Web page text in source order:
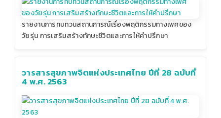
รายงานการทบทวนสถานการณ์เรื่องพฤติกรรมทางเพศของ
วัยรุ่น การเสริมสร้างทักษะชีวิตและการให้คำปรึกษา
วารสารสุขภาพจิตแห่งประเทศไทย ปีที่ 28 ฉบับที่
4 พ.ศ. 2563